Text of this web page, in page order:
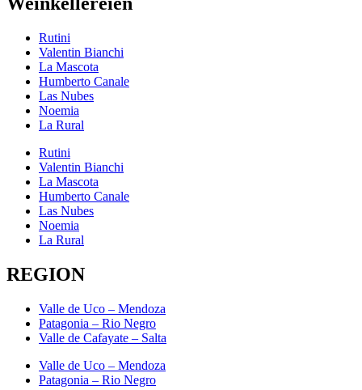
Rutini
Valentin Bianchi
La Mascota
Humberto Canale
Las Nubes
Noemia
La Rural
Rutini
Valentin Bianchi
La Mascota
Humberto Canale
Las Nubes
Noemia
La Rural
REGION
Valle de Uco – Mendoza
Patagonia – Rio Negro
Valle de Cafayate – Salta
Valle de Uco – Mendoza
Patagonia – Rio Negro